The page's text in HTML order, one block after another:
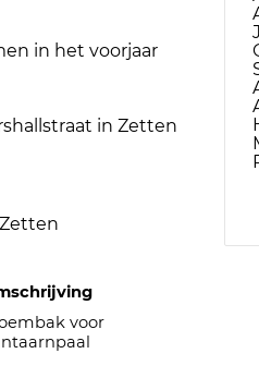
in het voorjaar
in Zetten
voor